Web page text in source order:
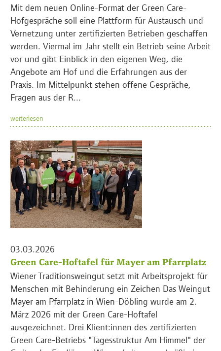
Mit dem neuen Online-Format der Green Care-
Hofgespräche soll eine Plattform für Austausch und
Vernetzung unter zertifizierten Betrieben geschaffen
werden. Viermal im Jahr stellt ein Betrieb seine Arbeit
vor und gibt Einblick in den eigenen Weg, die
Angebote am Hof und die Erfahrungen aus der
Praxis. Im Mittelpunkt stehen offene Gespräche,
Fragen aus der R...
weiterlesen
03.03.2026
Green Care-Hoftafel für Mayer am Pfarrplatz
Wiener Traditionsweingut setzt mit Arbeitsprojekt für
Menschen mit Behinderung ein Zeichen Das Weingut
Mayer am Pfarrplatz in Wien-Döbling wurde am 2.
März 2026 mit der Green Care-Hoftafel
ausgezeichnet. Drei Klient:innen des zertifizierten
Green Care-Betriebs "Tagesstruktur Am Himmel" der